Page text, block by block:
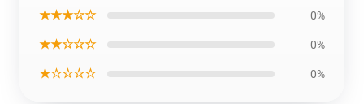
★★★☆☆ 0%
★★☆☆☆ 0%
★☆☆☆☆ 0%